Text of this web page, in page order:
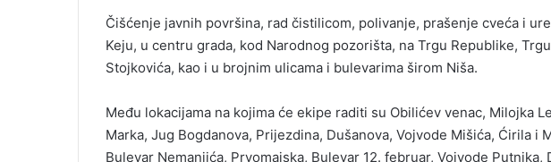
Čišćenje javnih površina, rad čistilicom, polivanje, prašenje cveća i
Keju, u centru grada, kod Narodnog pozorišta, na Trgu Republike,
Stojkovića, kao i u brojnim ulicama i bulevarima širom Niša.
Među lokacijama na kojima će ekipe raditi su Obilićev venac, Milojka
Marka, Jug Bogdanova, Prijezdina, Dušanova, Vojvode Mišića, Ćirila i
Bulevar Nemanjića, Prvomajska, Bulevar 12. februar, Vojvode Putnika,